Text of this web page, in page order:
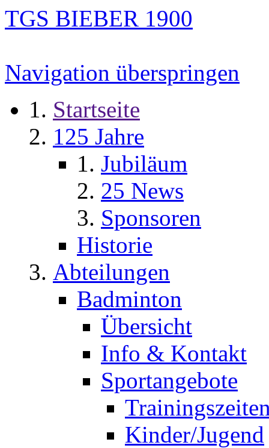
TGS BIEBER 1900
Navigation überspringen
Startseite
125 Jahre
Jubiläum
25 News
Sponsoren
Historie
Abteilungen
Badminton
Übersicht
Info & Kontakt
Sportangebote
Kinder/Jugend